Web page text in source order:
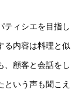
ティシエを目指し
る内容は料理と似
、顧客と会話をし
という声も聞こえ